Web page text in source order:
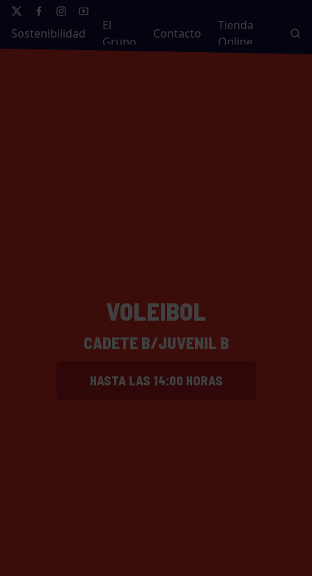
Sostenibilidad
El
Grupo
Contacto
Tienda
Online
VOLEIBOL
CADETE B/JUVENIL B
HASTA LAS 14:00 HORAS